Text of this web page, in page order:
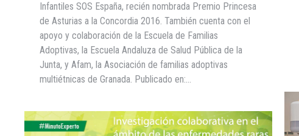
Infantiles SOS España, recién nombrada Premio Princesa
de Asturias a la Concordia 2016. También cuenta con el
apoyo y colaboración de la Escuela de Familias
Adoptivas, la Escuela Andaluza de Salud Pública de la
Junta, y Afam, la Asociación de familias adoptivas
multiétnicas de Granada. Publicado en:…